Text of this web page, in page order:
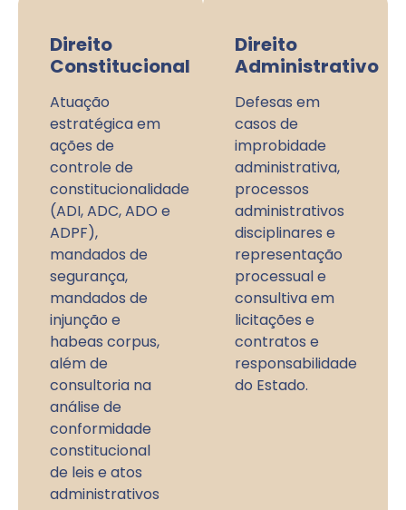
Direito
Constitucional
Atuação
estratégica em
ações de
controle de
constitucionalidade
(ADI, ADC, ADO e
ADPF),
mandados de
segurança,
mandados de
injunção e
habeas corpus,
além de
consultoria na
análise de
conformidade
constitucional
de leis e atos
administrativos
Direito
Administrativo
Defesas em
casos de
improbidade
administrativa,
processos
administrativos
disciplinares e
representação
processual e
consultiva em
licitações e
contratos e
responsabilidade
do Estado.